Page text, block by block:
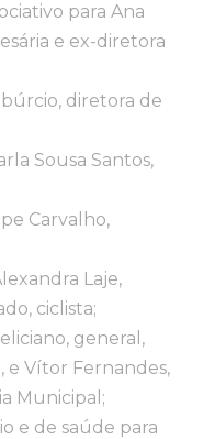
para Ana
e ex-diretora
diretora de
Sousa Santos,
Carvalho,
Laje,
ciclista;
general,
e Vítor Fernandes,
Municipal;
e de saúde para